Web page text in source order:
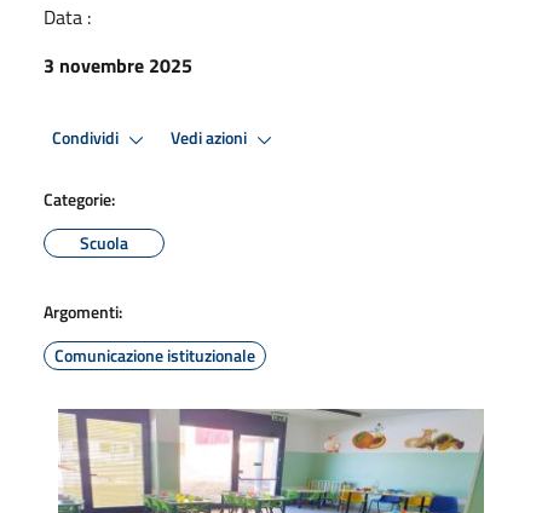
Data :
3 novembre 2025
Condividi Vedi azioni
Categorie:
Scuola
Argomenti:
Comunicazione istituzionale